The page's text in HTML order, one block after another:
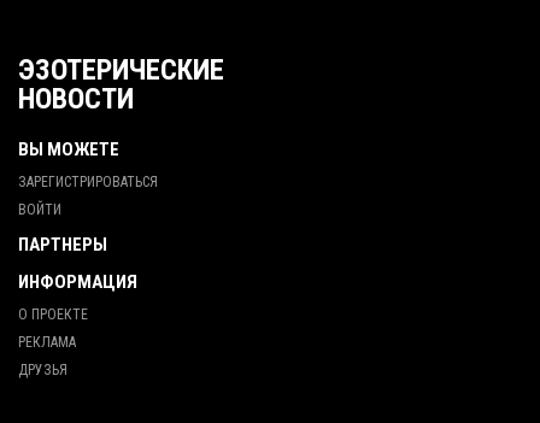
ЭЗОТЕРИЧЕСКИЕ
НОВОСТИ
ВЫ МОЖЕТЕ
ЗАРЕГИСТРИРОВАТЬСЯ
ВОЙТИ
ПАРТНЕРЫ
ИНФОРМАЦИЯ
О ПРОЕКТЕ
РЕКЛАМА
ДРУЗЬЯ